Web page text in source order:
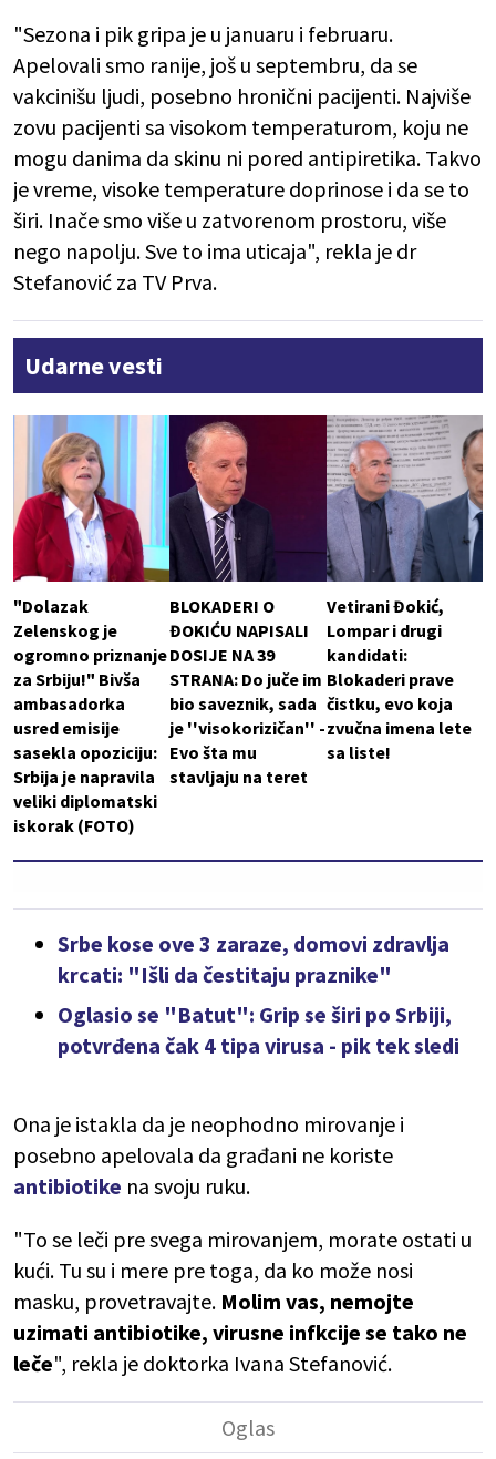
"Sezona i pik gripa je u januaru i februaru.
Apelovali smo ranije, još u septembru, da se
vakcinišu ljudi, posebno hronični pacijenti. Najviše
zovu pacijenti sa visokom temperaturom, koju ne
mogu danima da skinu ni pored antipiretika. Takvo
je vreme, visoke temperature doprinose i da se to
širi. Inače smo više u zatvorenom prostoru, više
nego napolju. Sve to ima uticaja", rekla je dr
Stefanović za TV Prva.
Udarne vesti
"Dolazak
Zelenskog je
ogromno priznanje
za Srbiju!" Bivša
ambasadorka
usred emisije
sasekla opoziciju:
Srbija je napravila
veliki diplomatski
iskorak (FOTO)
BLOKADERI O
ĐOKIĆU NAPISALI
DOSIJE NA 39
STRANA: Do juče im
bio saveznik, sada
je ''visokorizičan'' -
Evo šta mu
stavljaju na teret
Vetirani Đokić,
Lompar i drugi
kandidati:
Blokaderi prave
čistku, evo koja
zvučna imena lete
sa liste!
Srbe kose ove 3 zaraze, domovi zdravlja
krcati: "Išli da čestitaju praznike"
Oglasio se "Batut": Grip se širi po Srbiji,
potvrđena čak 4 tipa virusa - pik tek sledi
Ona je istakla da je neophodno mirovanje i
posebno apelovala da građani ne koriste
antibiotike na svoju ruku.
"To se leči pre svega mirovanjem, morate ostati u
kući. Tu su i mere pre toga, da ko može nosi
masku, provetravajte. Molim vas, nemojte
uzimati antibiotike, virusne infkcije se tako ne
leče", rekla je doktorka Ivana Stefanović.